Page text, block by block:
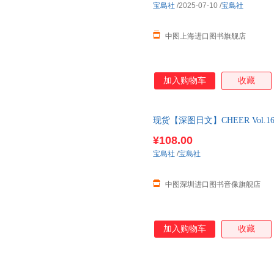
中图上海进口图书旗舰店
宝島社 /2025-07-10 /宝島社
加入购物车 收藏
现货【深图日文】CHEER
¥108.00
中图深圳进口图书音像旗舰店
宝島社 /宝島社
加入购物车 收藏